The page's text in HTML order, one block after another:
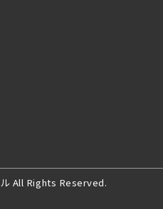
All Rights Reserved.